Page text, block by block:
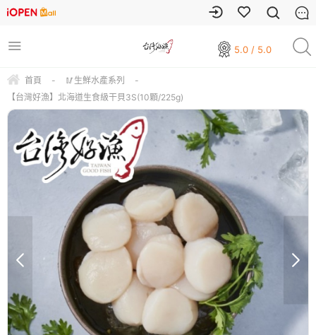
5.0 / 5.0
首頁 - 🥢生鮮水產系列
-
【台灣好漁】北海道生食級干貝3S(10顆/225g)